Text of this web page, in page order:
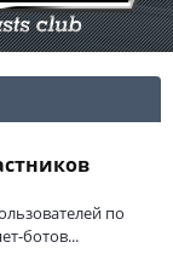
по
ботов...